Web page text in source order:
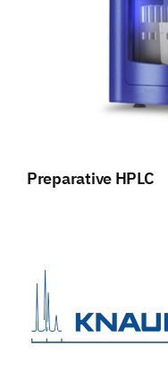
Preparative HPLC